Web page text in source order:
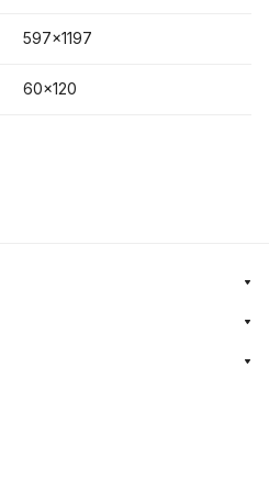
597x1197
60x120